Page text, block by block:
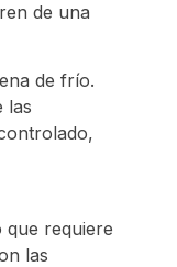
de una
de frío.
las
que requiere
las